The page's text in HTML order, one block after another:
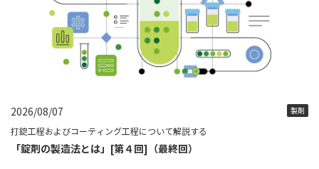
2026/08/07 製剤
打錠工程およびコーティング工程について解説する
「錠剤の製造法とは」[第４回]（最終回）